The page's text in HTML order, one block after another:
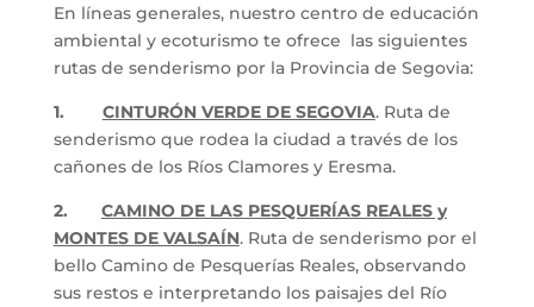
En líneas generales, nuestro centro de educación
ambiental y ecoturismo te ofrece las siguientes
rutas de senderismo por la Provincia de Segovia:
1. CINTURÓN VERDE DE SEGOVIA. Ruta de
senderismo que rodea la ciudad a través de los
cañones de los Ríos Clamores y Eresma.
2. CAMINO DE LAS PESQUERÍAS REALES y
MONTES DE VALSAÍN. Ruta de senderismo por el
bello Camino de Pesquerías Reales, observando
sus restos e interpretando los paisajes del Río